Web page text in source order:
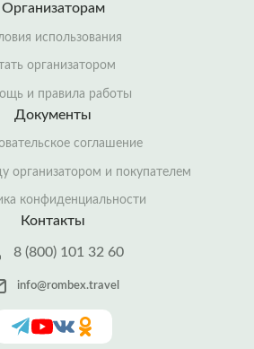
Организаторам
использования
организатором
и правила работы
Документы
соглашение
организатором и покупателем
конфиденциальности
Контакты
8 (800) 101 32 60
info@rombex.travel